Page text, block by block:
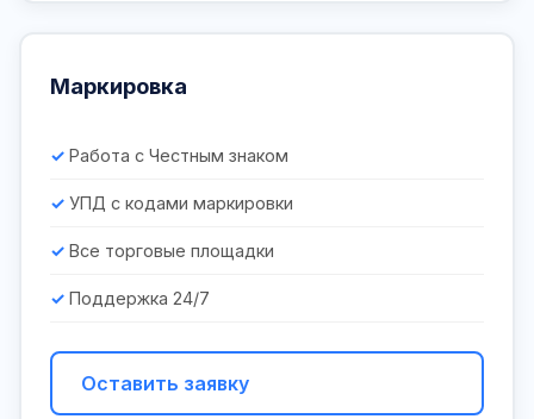
Маркировка
Работа с Честным знаком
УПД с кодами маркировки
Все торговые площадки
Поддержка 24/7
Оставить заявку